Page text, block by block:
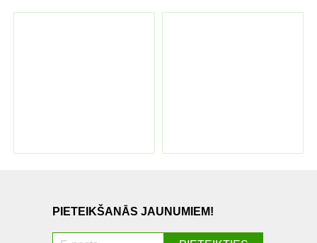
PIETEIKŠANĀS JAUNUMIEM!